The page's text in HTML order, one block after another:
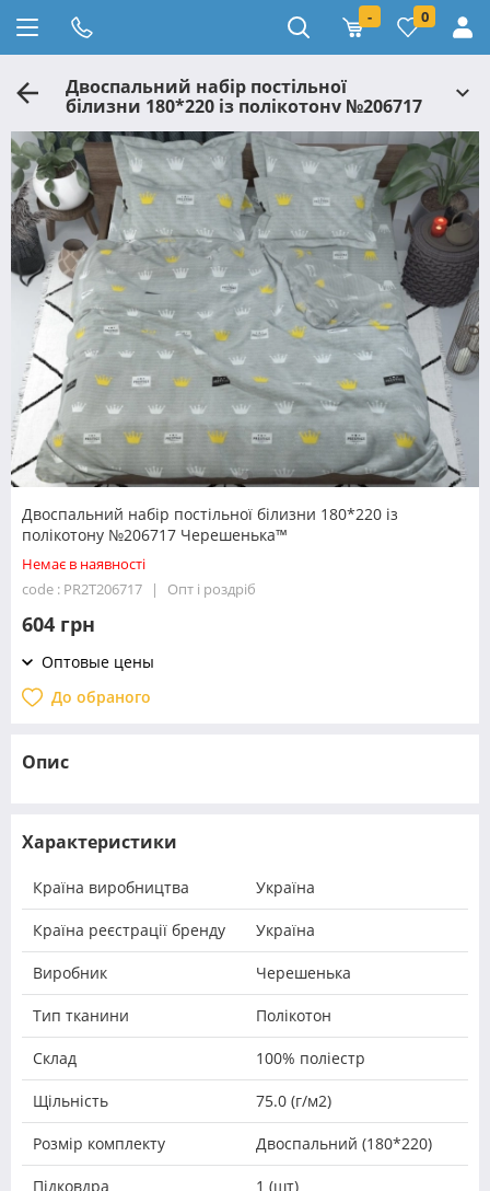
- 0
Двоспальний набір постільної
білизни 180*220 із полікотону №206717
Черешенька™
Двоспальний набір постільної білизни 180*220 із
полікотону №206717 Черешенька™
Немає в наявності
code : PR2T206717
Опт і роздріб
604 грн
Оптовые цены
До обраного
Опис
Характеристики
Країна виробництва Україна
Країна реєстрації бренду Україна
Виробник Черешенька
Тип тканини Полікотон
Склад 100% поліестр
Щільність 75.0 (г/м2)
Розмір комплекту Двоспальний (180*220)
Підковдра 1 (шт)